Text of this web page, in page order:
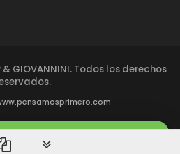
& GIOVANNINI. Todos los derechos